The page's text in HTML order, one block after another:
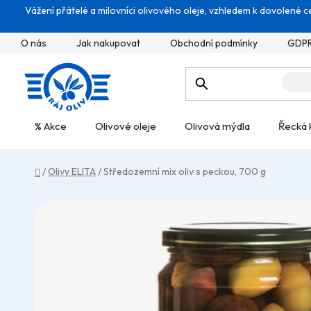
Přejít
obsah
Vážení přátelé a milovníci olivového oleje, vzhledem k dovolené
O nás
Jak nakupovat Obchodní podmínky
% Akce Olivové oleje Olivová mýdla Řecká
Domů
/Olivy ELITA/Středozemní mix oliv s peckou, 700 g